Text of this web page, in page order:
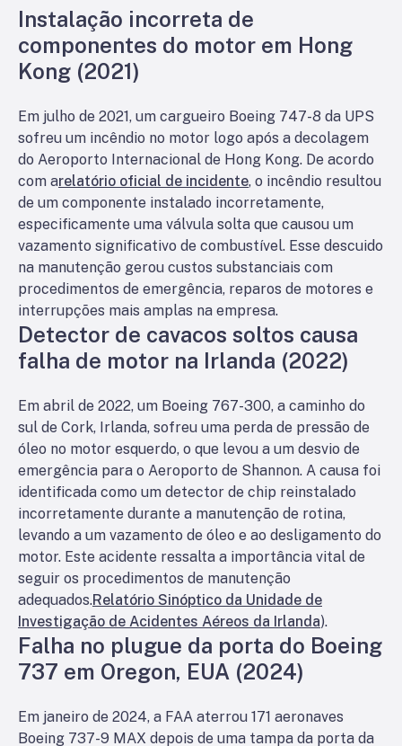
Instalação incorreta de
componentes do motor em Hong
Kong (2021)
Em julho de 2021, um cargueiro Boeing 747-8 da UPS
sofreu um incêndio no motor logo após a decolagem
do Aeroporto Internacional de Hong Kong. De acordo
com arelatório oficial de incidente, o incêndio resultou
de um componente instalado incorretamente,
especificamente uma válvula solta que causou um
vazamento significativo de combustível. Esse descuido
na manutenção gerou custos substanciais com
procedimentos de emergência, reparos de motores e
interrupções mais amplas na empresa.
Detector de cavacos soltos causa
falha de motor na Irlanda (2022)
Em abril de 2022, um Boeing 767-300, a caminho do
sul de Cork, Irlanda, sofreu uma perda de pressão de
óleo no motor esquerdo, o que levou a um desvio de
emergência para o Aeroporto de Shannon. A causa foi
identificada como um detector de chip reinstalado
incorretamente durante a manutenção de rotina,
levando a um vazamento de óleo e ao desligamento do
motor. Este acidente ressalta a importância vital de
seguir os procedimentos de manutenção
adequados.Relatório Sinóptico da Unidade de
Investigação de Acidentes Aéreos da Irlanda).
Falha no plugue da porta do Boeing
737 em Oregon, EUA (2024)
Em janeiro de 2024, a FAA aterrou 171 aeronaves
Boeing 737-9 MAX depois de uma tampa da porta da